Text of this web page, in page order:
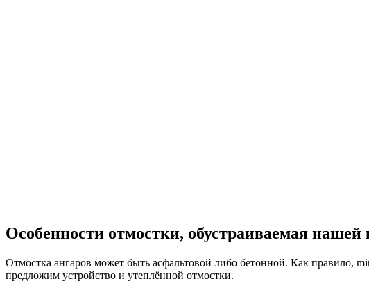
Особенности отмостки, обустраиваемая
Отмостка ангаров может быть асфальтовой либо бетонной. Как правило,
предложим устройство и утеплённой отмостки.